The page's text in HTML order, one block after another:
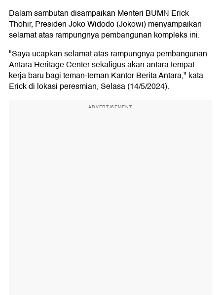
Dalam sambutan disampaikan Menteri BUMN Erick
Thohir, Presiden Joko Widodo (Jokowi) menyampaikan
selamat atas rampungnya pembangunan kompleks ini.
"Saya ucapkan selamat atas rampungnya pembangunan
Antara Heritage Center sekaligus akan antara tempat
kerja baru bagi teman-teman Kantor Berita Antara," kata
Erick di lokasi peresmian, Selasa (14/5/2024).
ADVERTISEMENT